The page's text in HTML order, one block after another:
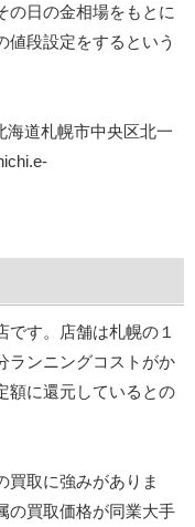
の日の金相場をもとに
値段設定をするという
道札幌市中央区北一
です。店舗は札幌の１
ランニングコストがか
額に還元しているとの
買取に強みがありま
の買取価格が同業大手